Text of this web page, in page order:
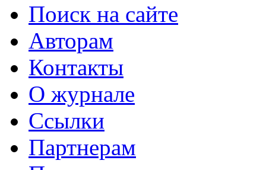
Поиск на сайте
Авторам
Контакты
О журнале
Ссылки
Партнерам